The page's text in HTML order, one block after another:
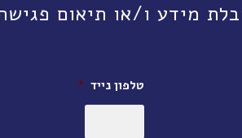
מידע ו/או תיאום פגישה, חייגו אלינו 351-
טלפון נייד *